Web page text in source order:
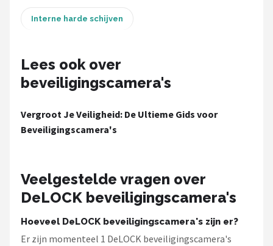
TP-Link
Teceye
ieGeek
Interne harde schijven
Lees ook over
beveiligingscamera's
Vergroot Je Veiligheid: De Ultieme Gids voor
Beveiligingscamera's
Veelgestelde vragen over
DeLOCK beveiligingscamera's
Hoeveel DeLOCK beveiligingscamera's zijn er?
Er zijn momenteel 1 DeLOCK beveiligingscamera's